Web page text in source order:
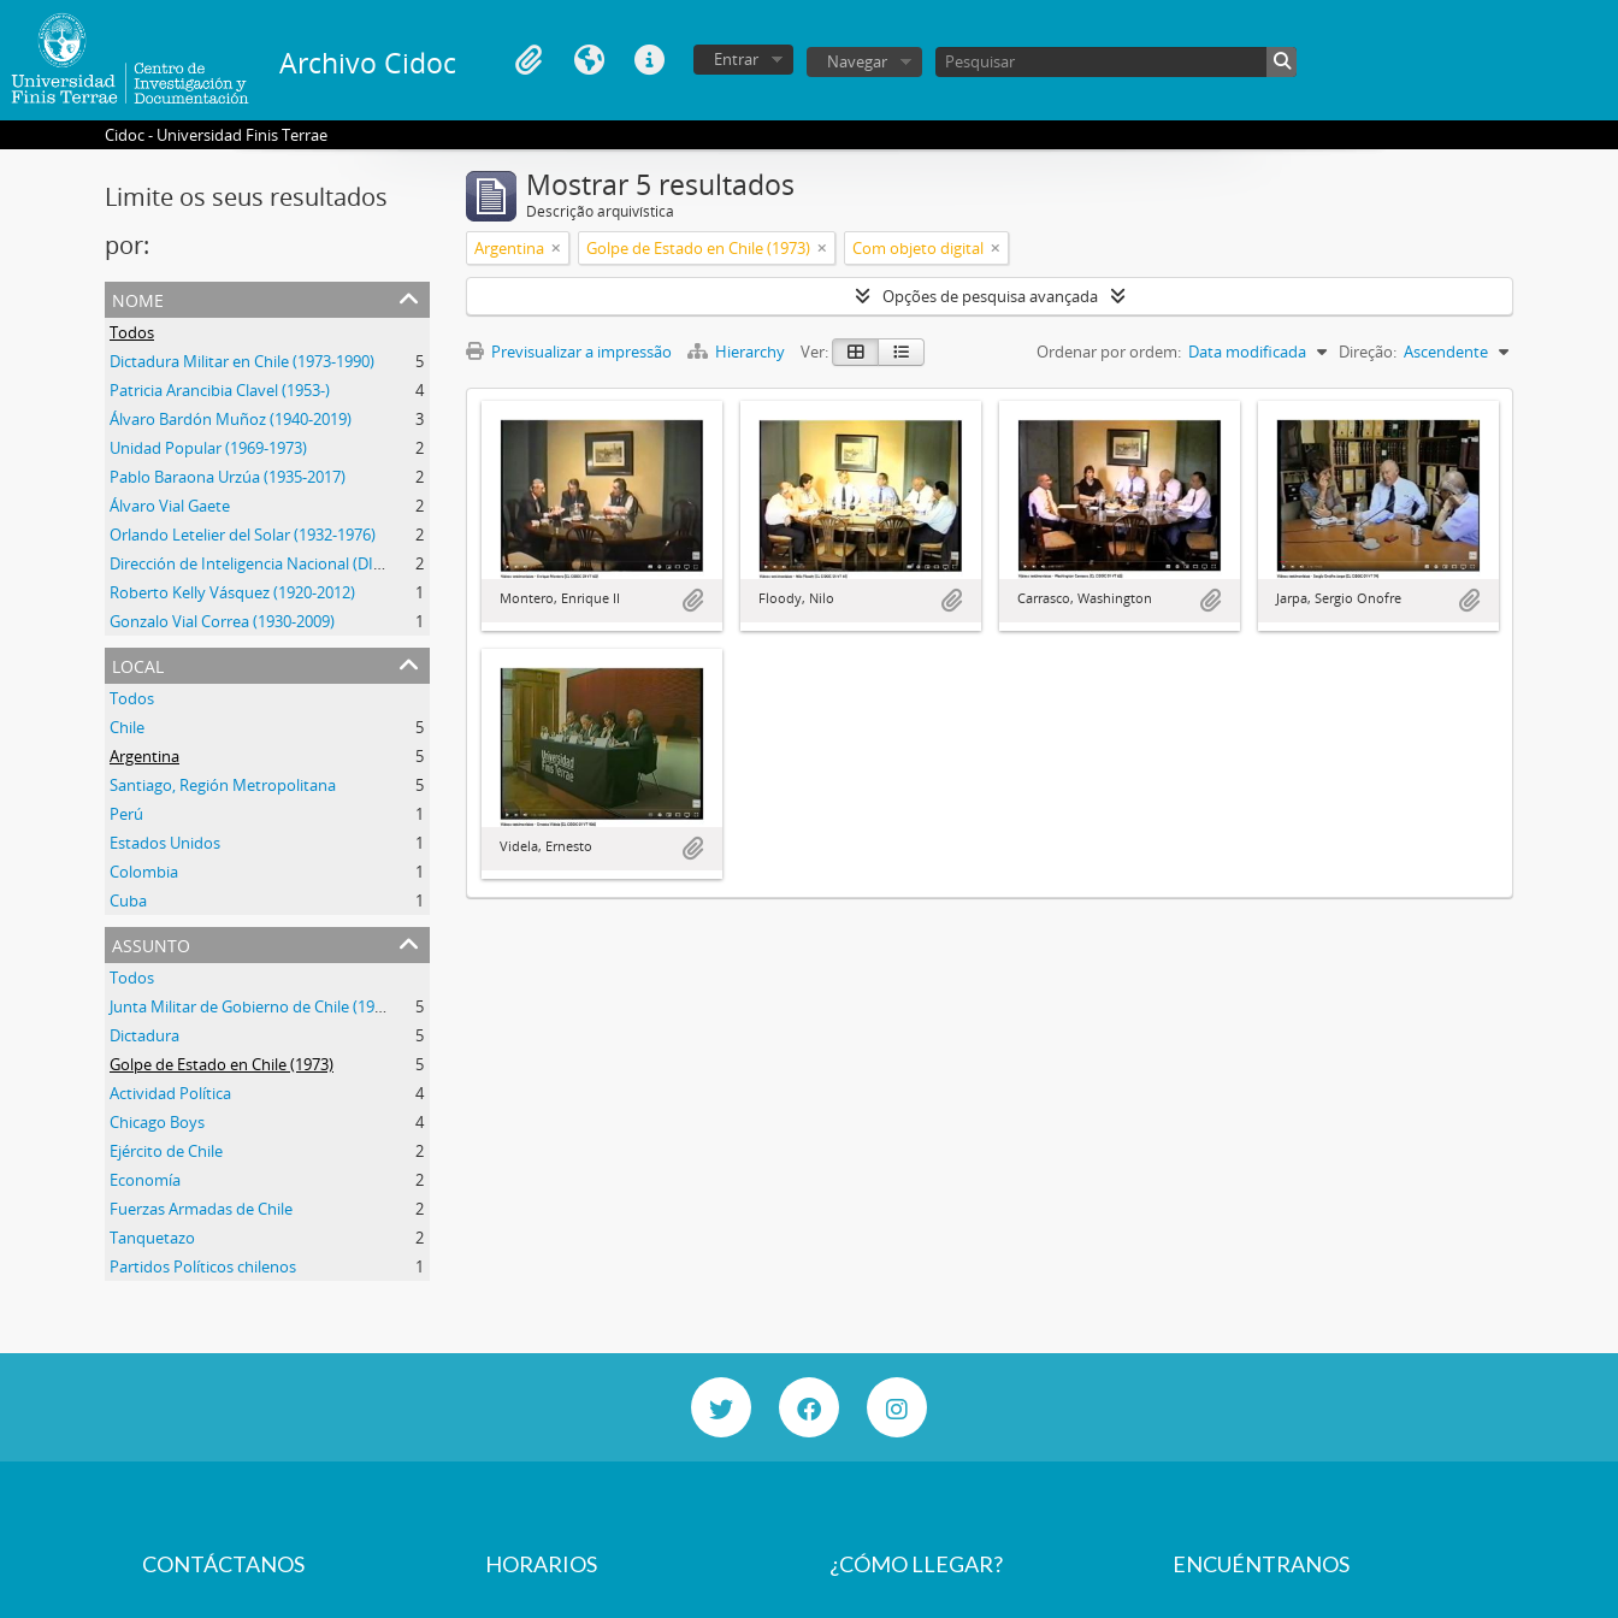
Archivo Cidoc Entrar Navegar
Cidoc - Universidad Finis Terrae
Limite os seus resultados
por:
nome
Todos
Dictadura Militar en Chile (1973-1990)
5
Patricia Arancibia Clavel (1953-)
4
Álvaro Bardón Muñoz (1940-2019)
3
Unidad Popular (1969-1973)
2
Pablo Baraona Urzúa (1935-2017)
2
Álvaro Vial Gaete
2
Orlando Letelier del Solar (1932-1976)
2
Dirección de Inteligencia Nacional (DINA) (1974-1977)
2
Roberto Kelly Vásquez (1920-2012)
1
Gonzalo Vial Correa (1930-2009)
1
local
Todos
Chile
5
Argentina
5
Santiago, Región Metropolitana
5
Perú
1
Estados Unidos
1
Colombia
1
Cuba
1
assunto
Todos
Junta Militar de Gobierno de Chile (1973-1990)
5
Dictadura
5
Golpe de Estado en Chile (1973)
5
Actividad Política
4
Chicago Boys
4
Ejército de Chile
2
Economía
2
Fuerzas Armadas de Chile
2
Tanquetazo
2
Partidos Políticos chilenos
1
Mostrar 5 resultados
Descrição arquivística
Argentina Golpe de Estado en Chile (1973) Com objeto digital
Opções de pesquisa avançada
Previsualizar a impressão Hierarchy Ver: Ordenar por ordem: Data modificada Direção: Ascendente
Montero, Enrique II Floody, Nilo Carrasco, Washington Jarpa, Sergio Onofre
Videla, Ernesto
CONTÁCTANOS HORARIOS ¿CÓMO LLEGAR? ENCUÉNTRANOS